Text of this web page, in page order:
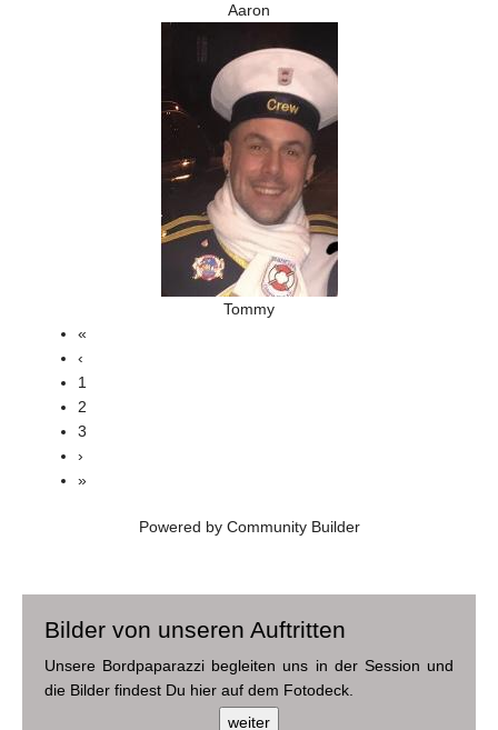
Aaron
Tommy
«
‹
1
2
3
›
»
Powered by Community Builder
Bilder von unseren Auftritten
Unsere Bordpaparazzi begleiten uns in der Session und
die Bilder findest Du hier auf dem Fotodeck.